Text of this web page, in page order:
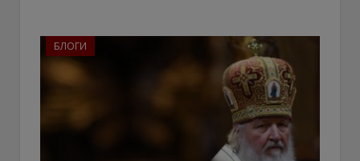
БЛОГИ